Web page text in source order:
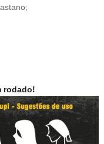
rodado!